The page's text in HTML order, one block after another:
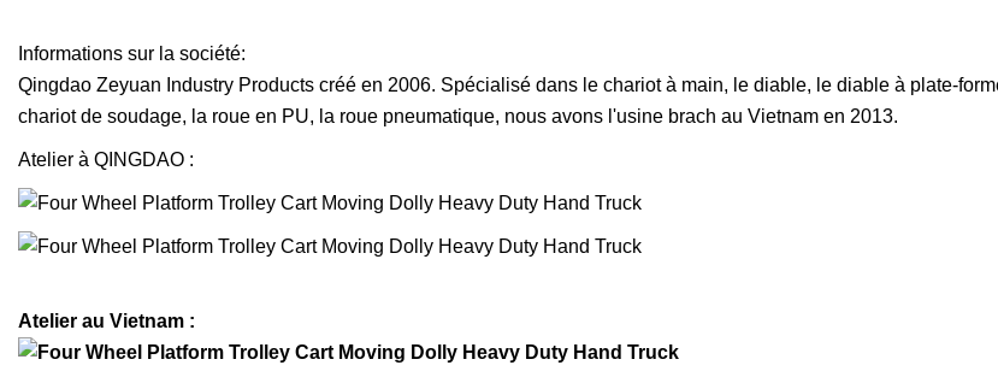
Informations sur la société:
Qingdao Zeyuan Industry Products créé en 2006. Spécialisé dans le chariot à main, le diable, le diable à plate-
chariot de soudage, la roue en PU, la roue pneumatique, nous avons l'usine brach au Vietnam en 2013.
Atelier à QINGDAO :
Atelier au Vietnam :